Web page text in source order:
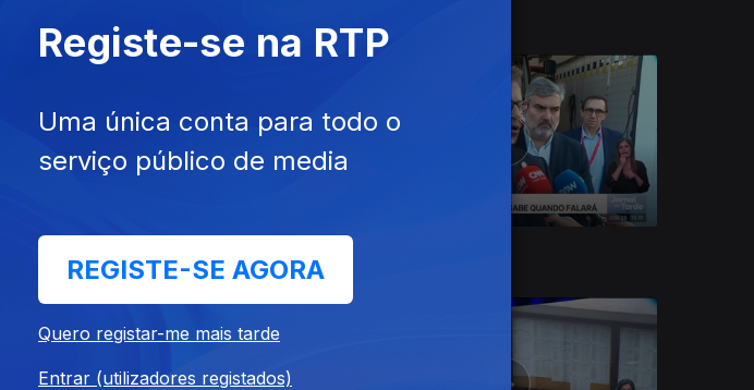
Registe-se na RTP
Uma única conta para todo o
serviço público de media
REGISTE-SE AGORA
Quero registar-me mais tarde
Entrar (utilizadores registados)